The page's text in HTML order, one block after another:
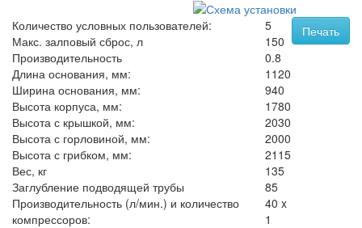
Печать
Количество условных пользователей:
5
Макс. залповый сброс, л
150
Производительность
0.8
Длина основания, мм:
1120
Ширина основания, мм:
940
Высота корпуса, мм:
1780
Высота с крышкой, мм:
2030
Высота с горловиной, мм:
2000
Высота с грибком, мм:
2115
Вес, кг
135
Заглубление подводящей трубы
85
Производительность (л/мин.) и количество
компрессоров:
40 x
1